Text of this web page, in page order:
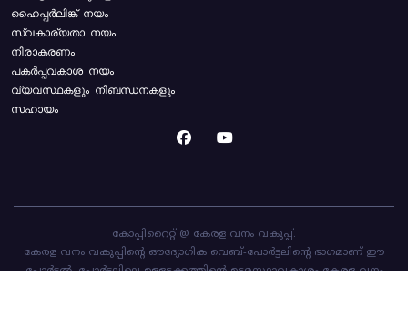
ഹൈപ്പർലിങ്ക് നയം
സ്വകാര്യതാ നയം
നിരാകരണം
പകർപ്പവകാശ നയം
വ്യവസ്ഥകളും നിബന്ധനകളും
സഹായം
കോപ്പിറൈറ്റ് @ കേരള വനം വകുപ്പ്.
കേരള വനം വകുപ്പിന്റെ ഔദ്യോഗിക വെബ്-പോർട്ടലിന്റെ ഭാഗമാണ് ഈ
പോർട്ടൽ. പോർട്ടലിലെ ഉള്ളടക്കത്തിന്റെ ഉടമസ്ഥാവകാശം കേരള വനം